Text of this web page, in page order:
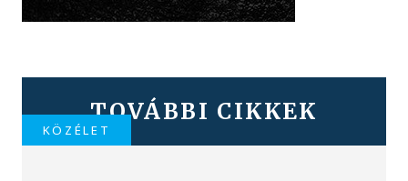
TOVÁBBI CIKKEK
KÖZÉLET